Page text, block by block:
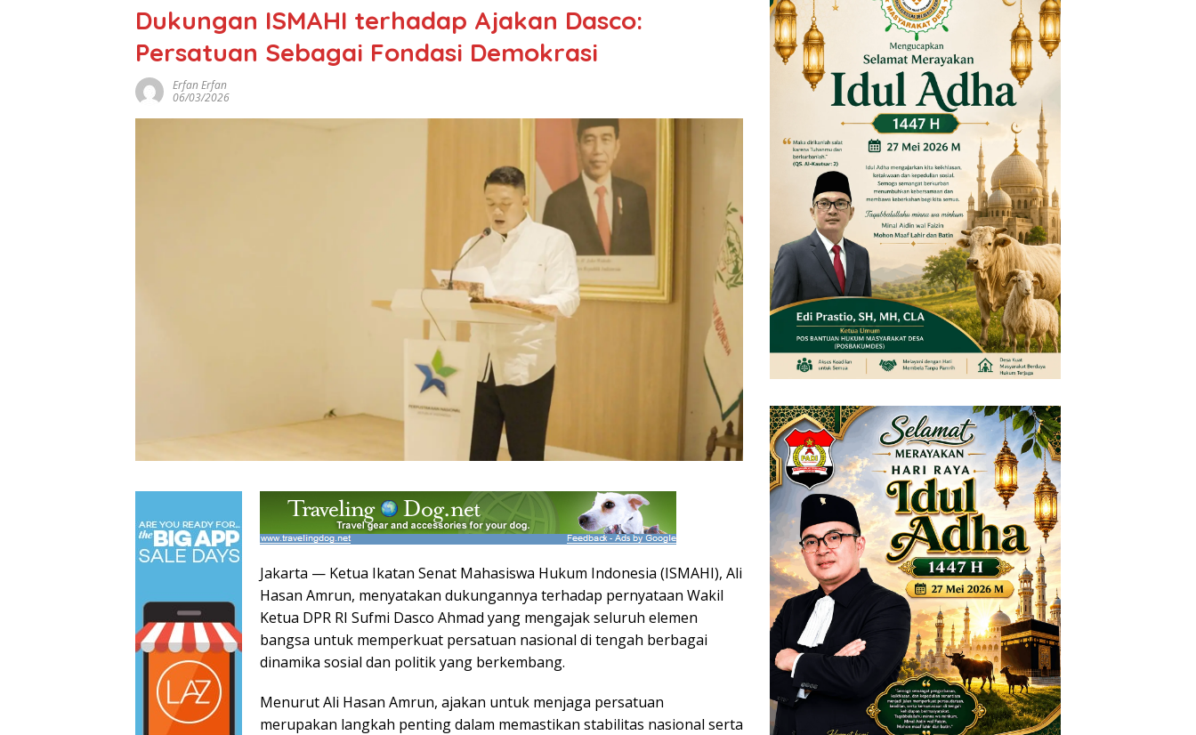
Dukungan ISMAHI terhadap Ajakan Dasco:
Persatuan Sebagai Fondasi Demokrasi
Erfan Erfan
06/03/2026
Jakarta — Ketua Ikatan Senat Mahasiswa Hukum Indonesia (ISMAHI), Ali
Hasan Amrun, menyatakan dukungannya terhadap pernyataan Wakil
Ketua DPR RI Sufmi Dasco Ahmad yang mengajak seluruh elemen
bangsa untuk memperkuat persatuan nasional di tengah berbagai
dinamika sosial dan politik yang berkembang.
Menurut Ali Hasan Amrun, ajakan untuk menjaga persatuan
merupakan langkah penting dalam memastikan stabilitas nasional serta